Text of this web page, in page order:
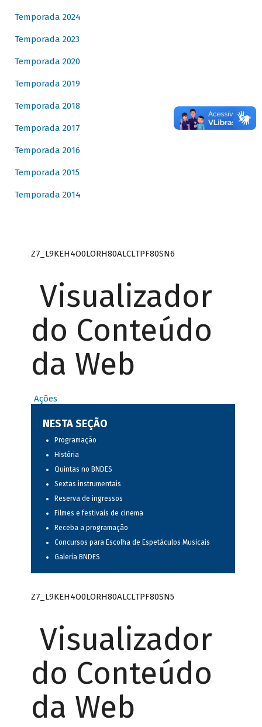
Temporada 2024
Temporada 2023
Temporada 2020
Temporada 2019
Temporada 2018
Temporada 2017
Temporada 2016
Temporada 2015
Temporada 2014
Z7_L9KEH4O0LORH80ALCLTPF80SN6
Visualizador
do Conteúdo
da Web
Ações
NESTA SEÇÃO
Programação
História
Quintas no BNDES
Sextas instrumentais
Reserva de ingressos
Filmes e festivais de cinema
Receba a programação
Concursos para Escolha de Espetáculos Musicais
Galeria BNDES
Z7_L9KEH4O0LORH80ALCLTPF80SN5
Visualizador
do Conteúdo
da Web